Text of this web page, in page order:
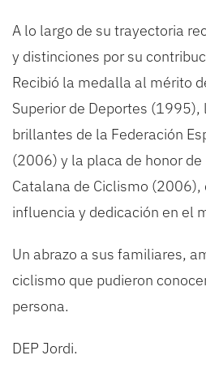
A lo largo de su trayectoria
y distinciones por su
Recibió la medalla al mérito
Superior de Deportes (1995),
brillantes de la Federación
(2006) y la placa de honor de
Catalana de Ciclismo (2006),
influencia y dedicación en el
Un abrazo a sus familiares,
ciclismo que pudieron
persona.
DEP Jordi.